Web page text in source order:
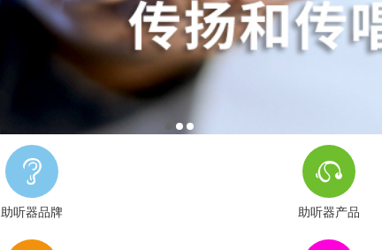
助听器品牌 助听器产品